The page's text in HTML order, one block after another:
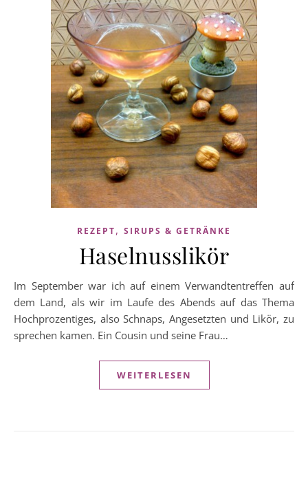
REZEPT, SIRUPS & GETRÄNKE
Haselnusslikör
Im September war ich auf einem Verwandtentreffen auf
dem Land, als wir im Laufe des Abends auf das Thema
Hochprozentiges, also Schnaps, Angesetzten und Likör, zu
sprechen kamen. Ein Cousin und seine Frau…
WEITERLESEN